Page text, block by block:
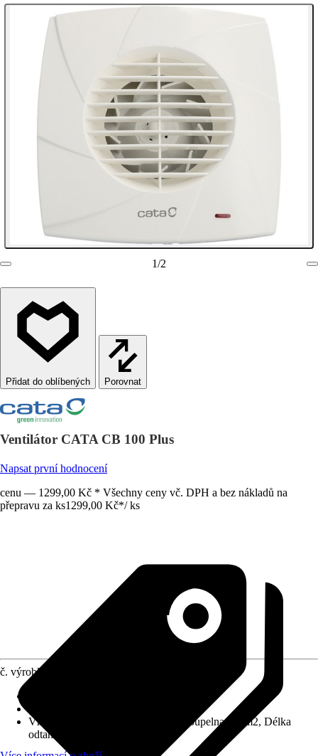
1/2
Porovnat
Ventilátor CATA CB 100 Plus
Napsat první hodnocení
cenu — 1299,00 Kč * Všechny ceny vč. DPH a bez nákladů na
přepravu za ks1299,00 Kč*/ ks
č. výrobku
Vhodné pro prostory
WC: 9 m2, Koupelna: 17 m2, Délka
odtahu do 13 m